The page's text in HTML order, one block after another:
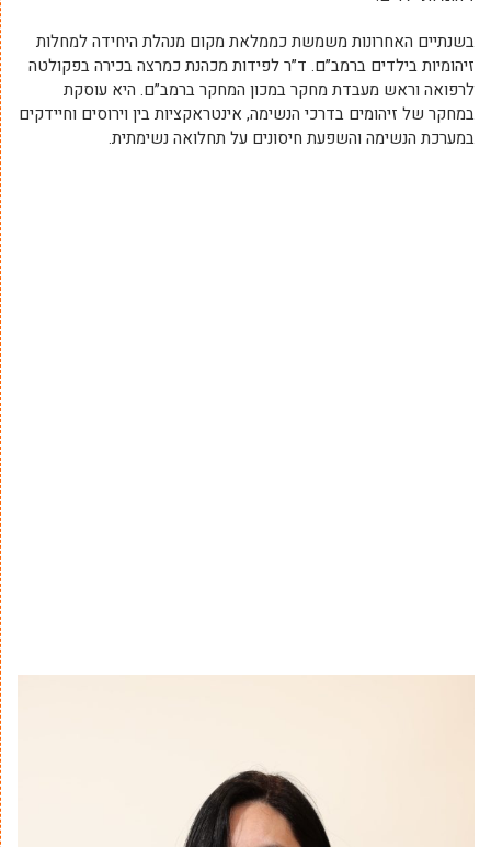
בשנתיים האחרונות משמשת כממלאת מקום מנהלת היחידה למחלות
זיהומיות בילדים ברמב”ם. ד”ר לפידות מכהנת כמרצה בכירה בפקולטה
לרפואה וראש מעבדת מחקר במכון המחקר ברמב”ם. היא עוסקת
במחקר של זיהומים בדרכי הנשימה, אינטראקציות בין וירוסים וחיידקים
במערכת הנשימה והשפעת חיסונים על תחלואה נשימתית.